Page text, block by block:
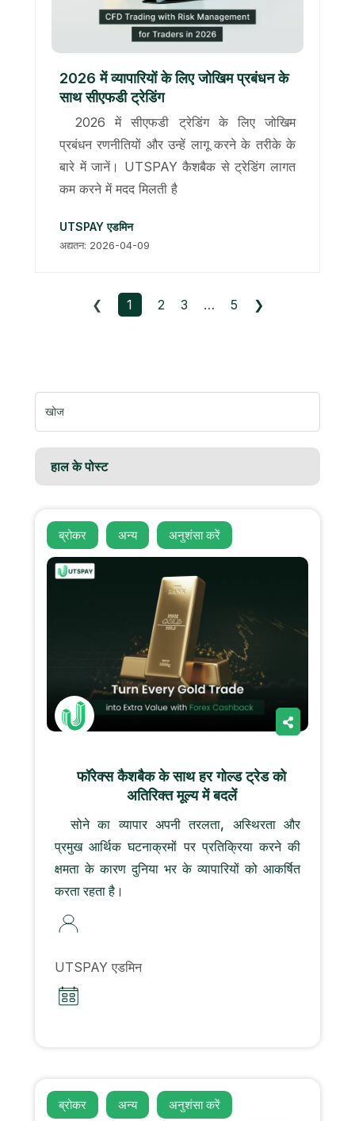
2026 में व्यापारियों के लिए जोखिम प्रबंधन के
साथ सीएफडी ट्रेडिंग
2026 में सीएफडी ट्रेडिंग के लिए जोखिम
प्रबंधन रणनीतियों और उन्हें लागू करने के तरीके के
बारे में जानें। UTSPAY कैशबैक से ट्रेडिंग लागत
कम करने में मदद मिलती है
UTSPAY एडमिन
अद्यतन: 2026-04-09
❮ 1 2 3 … 5 ❯
निम्न
को
खोजें:
हाल के पोस्ट
ब्रोकर अन्य अनुशंसा करें
फॉरेक्स कैशबैक के साथ हर गोल्ड ट्रेड को
अतिरिक्त मूल्य में बदलें
सोने का व्यापार अपनी तरलता, अस्थिरता और
प्रमुख आर्थिक घटनाक्रमों पर प्रतिक्रिया करने की
क्षमता के कारण दुनिया भर के व्यापारियों को आकर्षित
करता रहता है।
UTSPAY एडमिन
ब्रोकर अन्य अनुशंसा करें